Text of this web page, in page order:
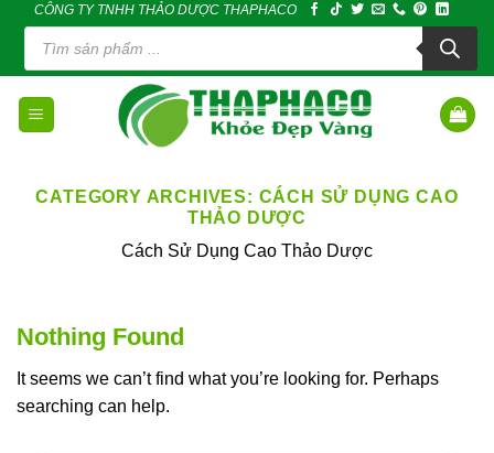
content
CÔNG TY TNHH THẢO DƯỢC THAPHACO
Tìm
kiếm
phẩm
CATEGORY ARCHIVES: CÁCH SỬ DỤNG CAO
THẢO DƯỢC
Cách Sử Dụng Cao Thảo Dược
Nothing Found
It seems we can’t find what you’re looking for. Perhaps
searching can help.